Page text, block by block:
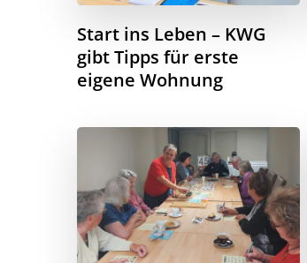
Start ins Leben – KWG
gibt Tipps für erste
eigene Wohnung